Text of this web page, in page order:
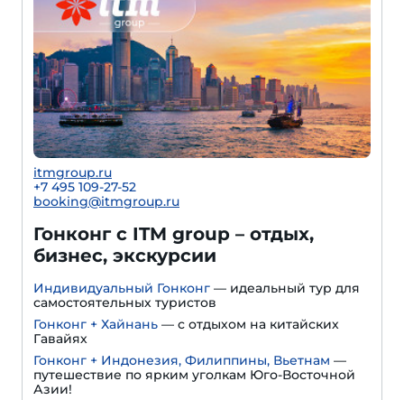
itmgroup.ru
+7 495 109-27-52
booking@itmgroup.ru
Гонконг с ITM group – отдых,
бизнес, экскурсии
Индивидуальный Гонконг — идеальный тур для
самостоятельных туристов
Гонконг + Хайнань — с отдыхом на китайских
Гавайях
Гонконг + Индонезия, Филиппины, Вьетнам —
путешествие по ярким уголкам Юго-Восточной
Азии!